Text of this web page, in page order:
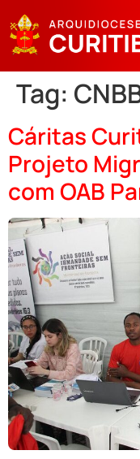
Tag:
Cáritas
Projeto
com OAB